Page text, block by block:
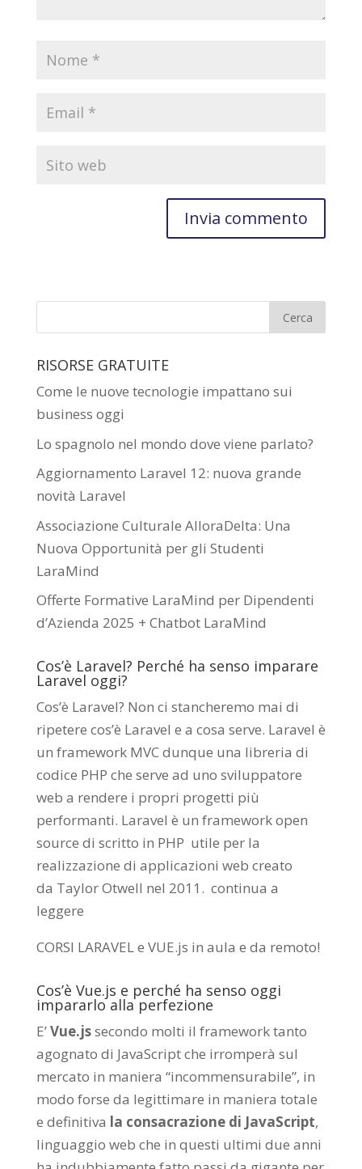
RISORSE GRATUITE
Come le nuove tecnologie impattano sui
business oggi
Lo spagnolo nel mondo dove viene parlato?
Aggiornamento Laravel 12: nuova grande
novità Laravel
Associazione Culturale AlloraDelta: Una
Nuova Opportunità per gli Studenti
LaraMind
Offerte Formative LaraMind per Dipendenti
d’Azienda 2025 + Chatbot LaraMind
Cos’è Laravel? Perché ha senso imparare
Laravel oggi?
Cos’è Laravel? Non ci stancheremo mai di
ripetere cos’è Laravel e a cosa serve. Laravel è
un framework MVC dunque una libreria di
codice PHP che serve ad uno sviluppatore
web a rendere i propri progetti più
performanti. Laravel è un framework open
source di scritto in PHP utile per la
realizzazione di applicazioni web creato
da Taylor Otwell nel 2011. continua a
leggere
CORSI LARAVEL e VUE.js in aula e da remoto!
Cos’è Vue.js e perché ha senso oggi
impararlo alla perfezione
E’Vue.jssecondo molti il framework tanto
agognato di JavaScript che irromperà sul
mercato in maniera “incommensurabile”, in
modo forse da legittimare in maniera totale
e definitiva la consacrazione di JavaScript,
linguaggio web che in questi ultimi due anni